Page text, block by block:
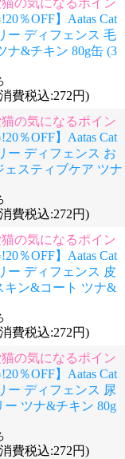
の気になるポイン
％OFF】Aatas Cat
ー ディフェンス 毛
ナ&チキン 80g缶 (3
費税込:272円)
の気になるポイン
％OFF】Aatas Cat
ー ディフェンス お
スティブケア ツナ
費税込:272円)
の気になるポイン
％OFF】Aatas Cat
ー ディフェンス 皮
キン&コート ツナ&
費税込:272円)
の気になるポイン
％OFF】Aatas Cat
ー ディフェンス 尿
ツナ&チキン 80g
費税込:272円)